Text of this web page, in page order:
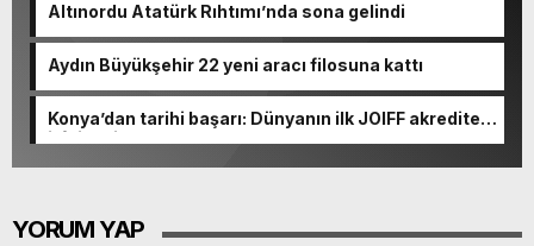
Altınordu Atatürk Rıhtımı’nda sona gelindi
Aydın Büyükşehir 22 yeni aracı filosuna kattı
Konya’dan tarihi başarı: Dünyanın ilk JOIFF akredite
itfaiyesi
YORUM YAP